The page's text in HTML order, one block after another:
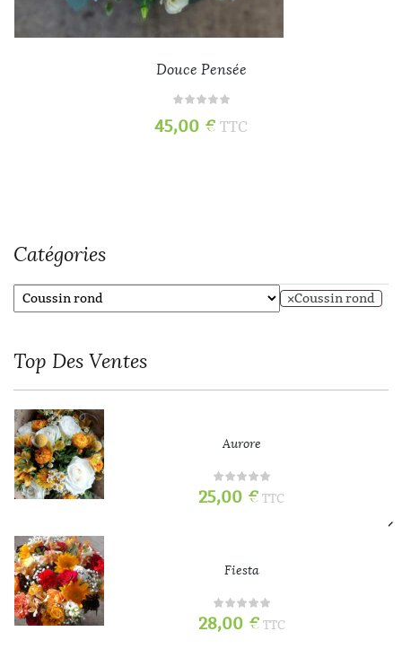
Douce Pensée
45,00 € TTC
Catégories
×Coussin rond
Top Des Ventes
Aurore
25,00 € TTC
Fiesta
28,00 € TTC